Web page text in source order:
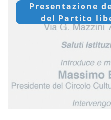
Presentazione
del Partito